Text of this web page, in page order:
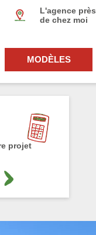
L'agence près
de chez moi
MODÈLES
projet